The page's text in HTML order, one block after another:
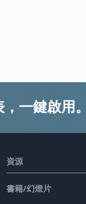
一鍵啟用。
資源
書籍/幻燈片